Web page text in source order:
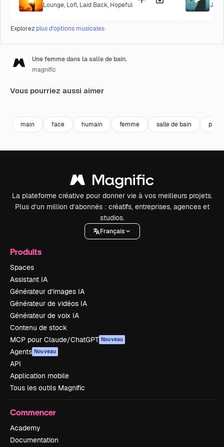
Lounge, Lofi, Laid Back, Hopeful Jazz
Explorez plus d’options musicales
Une femme dans la salle de bain.
magnific
Vous pourriez aussi aimer
main face humain femme salle de bain
La plateforme créative pour donner vie à vos meilleurs projets.
Plus d’un million d’abonnés : créatifs, entreprises, agences et
studios.
Français
Produits
Spaces
Assistant IA
Générateur d’images IA
Générateur de vidéos IA
Générateur de voix IA
Contenu de stock
MCP pour Claude/ChatGPT Nouveau
Agents Nouveau
API
Application mobile
Tous les outils Magnific
Commencer
Academy
Documentation